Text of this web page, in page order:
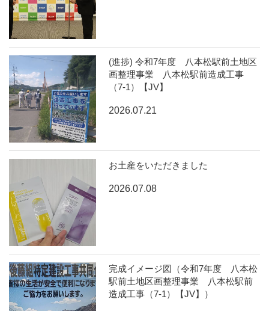
(進捗) 令和7年度 八本松駅前土地区
画整理事業 八本松駅前造成工事
（7-1）【JV】
2026.07.21
お土産をいただきました
2026.07.08
完成イメージ図（令和7年度 八本松
駅前土地区画整理事業 八本松駅前
造成工事（7-1）【JV】）